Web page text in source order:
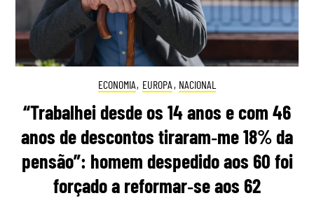
ECONOMIA, EUROPA , NACIONAL
“Trabalhei desde os 14 anos e com 46
anos de descontos tiraram‑me 18% da
pensão”: homem despedido aos 60 foi
forçado a reformar‑se aos 62